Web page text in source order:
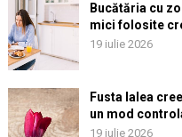
Bucătăria cu
mici folosite
19 iulie 2026
Fusta lalea
un mod
19 iulie 2026